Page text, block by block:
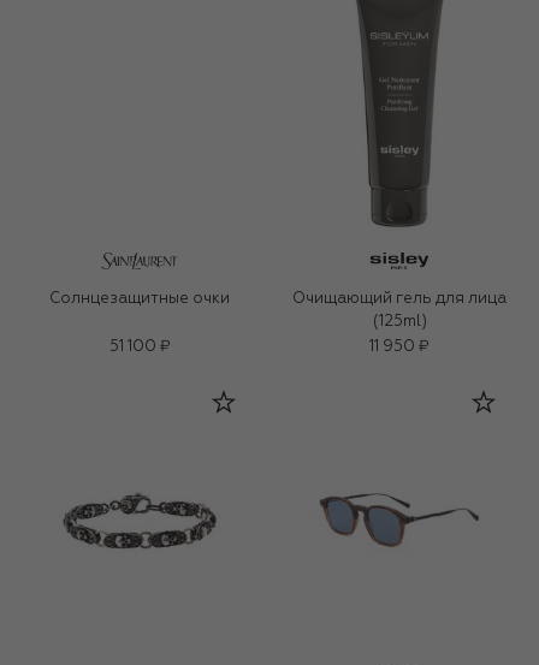
Солнцезащитные очки
51 100 ₽
Очищающий гель для лица
(125ml)
11 950 ₽